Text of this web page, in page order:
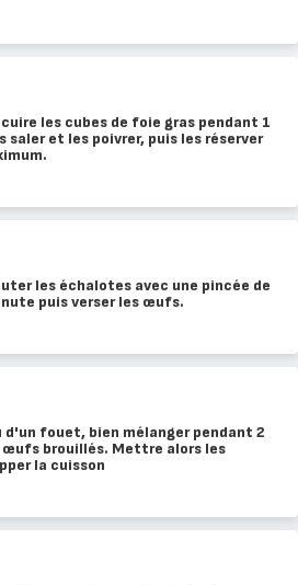
les cubes de foie gras pendant 1
saler et les poivrer, puis les réserver
les échalotes avec une pincée de
puis verser les œufs.
d'un fouet, bien mélanger pendant 2
œufs brouillés. Mettre alors les
la cuisson